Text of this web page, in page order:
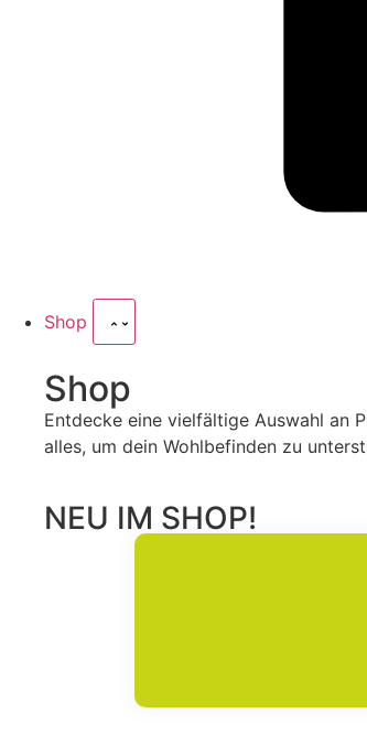
Shop
Shop
Entdecke eine vielfältige Auswahl an
alles, um dein Wohlbefinden zu
NEU IM SHOP!